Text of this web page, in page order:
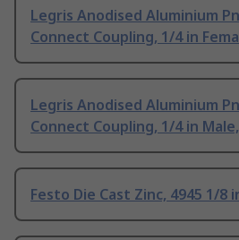
Legris Anodised Aluminium
Connect Coupling, 1/4 in
Legris Anodised Aluminium
Connect Coupling, 1/4 in
Festo Die Cast Zinc, 4945 1/8